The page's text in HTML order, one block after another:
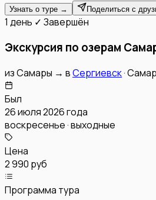
Узнать о туре → Поделиться с
1 день ✓ Завершён
Экскурсия по озерам
изСамары → вСергиевск·
Был
26 июля 2026 года
воскресенье · выходные
Цена
2 990 руб
Программа тура